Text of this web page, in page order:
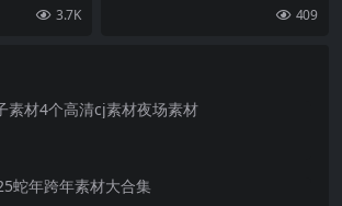
3.7K
409
素材4个高清cj素材夜场素材
蛇年跨年素材大合集